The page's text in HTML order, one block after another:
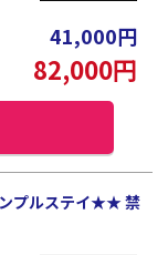
41,000円
82,000円
プルステイ★★ 禁